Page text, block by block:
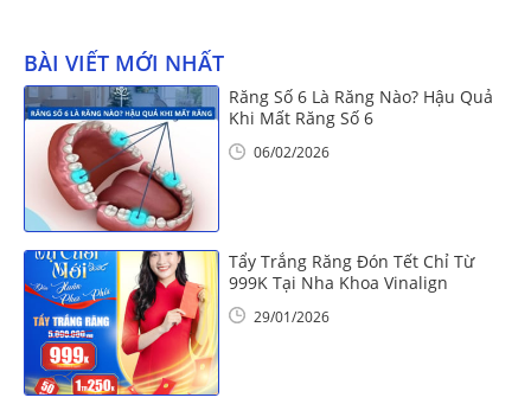
BÀI VIẾT MỚI NHẤT
Răng Số 6 Là Răng Nào? Hậu Quả
Khi Mất Răng Số 6
06/02/2026
Tẩy Trắng Răng Đón Tết Chỉ Từ
999K Tại Nha Khoa Vinalign
29/01/2026